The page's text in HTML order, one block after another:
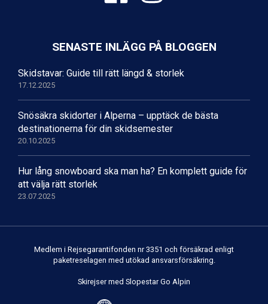
Fieberbrunn från 9.645 kr.
Val Thorens från 8.395 kr.
Zell am See från 6.295 kr.
Canazei från 7.195 kr.
Livigno från 5.595 kr.
Ponte di Legno från 7.395 kr.
Sauze dOulx från 6.145 kr.
Alleghe från 8.545 kr.
Arabba från 11.045 kr.
La Thuile från 7.045 kr.
Cervinia från 8.245 kr.
Passo Tonale från 5.895 kr.
Saalbach från 9.445 kr.
Champoluc från 5.945 kr.
Fieberbrunn från 9.645 kr.
SENASTE INLÄGG PÅ BLOGGEN
Skidstavar: Guide till rätt längd & storlek
17.12.2025
Snösäkra skidorter i Alperna – upptäck de bästa
destinationerna för din skidsemester
20.10.2025
Hur lång snowboard ska man ha? En komplett guide för
att välja rätt storlek
23.07.2025
Medlem i Rejsegarantifonden nr 3351 och försäkrad enligt
paketreselagen med utökad ansvarsförsäkring.
Skirejser med Slopestar Go Alpin